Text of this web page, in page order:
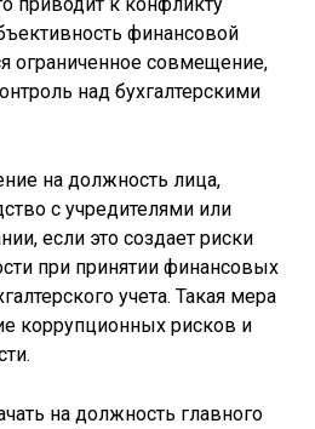
финансовой
ограниченное совмещение,
над бухгалтерскими
на должность лица,
с учредителями или
если это создает риски
при принятии финансовых
учета. Такая мера
коррупционных рисков и
на должность главного